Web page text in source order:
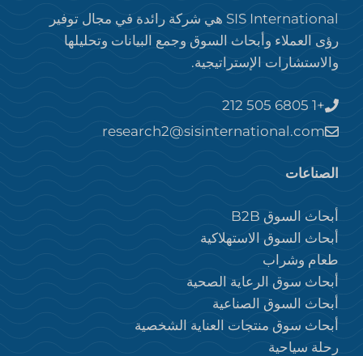
SIS International هي شركة رائدة في مجال توفير
رؤى العملاء وأبحاث السوق وجمع البيانات وتحليلها
والاستشارات الإستراتيجية.
+1 212 505 6805
research2@sisinternational.com
الصناعات
أبحاث السوق B2B
أبحاث السوق الاستهلاكية
طعام وشراب
أبحاث سوق الرعاية الصحية
أبحاث السوق الصناعية
أبحاث سوق منتجات العناية الشخصية
رحلة سياحية